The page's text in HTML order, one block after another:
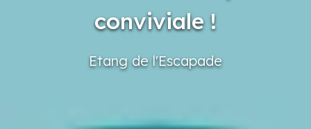
conviviale !
Etang de l'Escapade